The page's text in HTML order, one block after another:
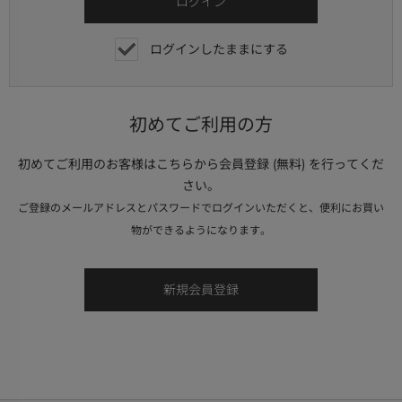
ログインしたままにする
初めてご利用の方
初めてご利用のお客様はこちらから会員登録 (無料) を行ってくだ
さい。
ご登録のメールアドレスとパスワードでログインいただくと、便利にお買い
物ができるようになります。